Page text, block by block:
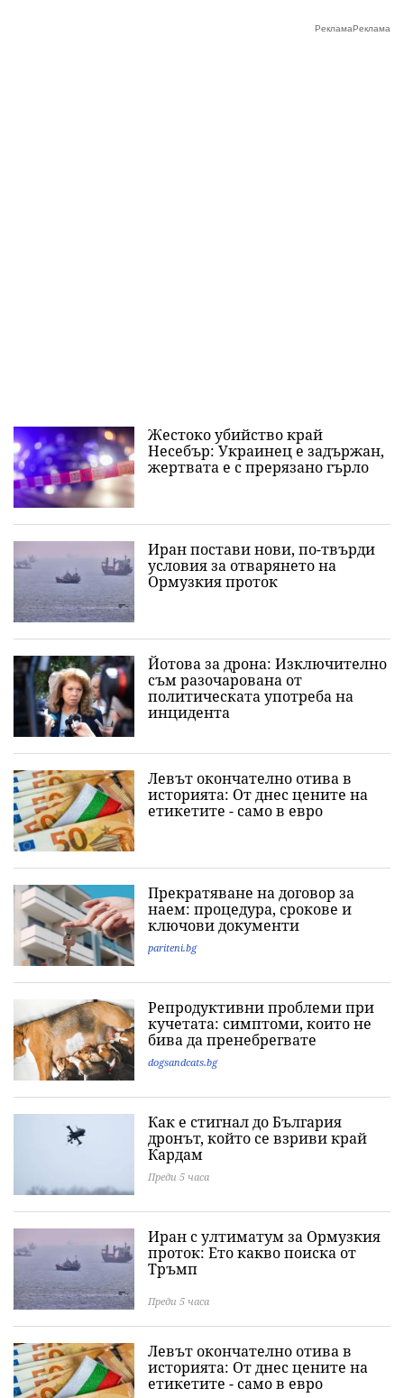
Жестоко убийство край
Несебър: Украинец е задържан,
жертвата е с прерязано гърло
Иран постави нови, по-твърди
условия за отварянето на
Ормузкия проток
Йотова за дрона: Изключително
съм разочарована от
политическата употреба на
инцидента
Левът окончателно отива в
историята: Oт днес цените на
етикетите - само в евро
Прекратяване на договор за
наем: процедура, срокове и
ключови документи
pariteni.bg
Репродуктивни проблеми при
кучетата: симптоми, които не
бива да пренебрегвате
dogsandcats.bg
Как е стигнал до България
дронът, който се взриви край
Кардам
Преди 5 часа
Иран с ултиматум за Ормузкия
проток: Ето какво поиска от
Тръмп
Преди 5 часа
Левът окончателно отива в
историята: Oт днес цените на
етикетите - само в евро